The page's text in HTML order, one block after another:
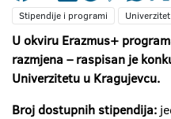
Stipendije i programi
U okviru Erazmus+
razmjena – raspisan je
Univerzitetu u Kragujevcu.
Broj dostupnih stipendija: